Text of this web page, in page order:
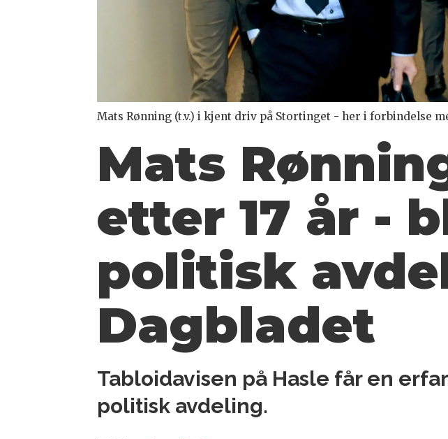
Mats Rønning (t.v.) i kjent driv på Stortinget - her i forbindelse
Mats
etter 17 år -
politisk
Dagbladet
Tabloidavisen på Hasle får en
politisk avdeling.